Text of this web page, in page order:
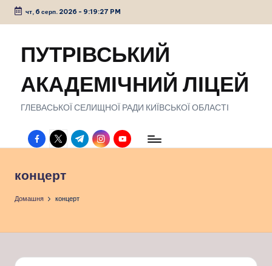
Перейти
чт, 6 серп. 2026 - 9:19:28 PM
ПУТРІВСЬКИЙ
АКАДЕМІЧНИЙ ЛІЦЕЙ
ГЛЕВАСЬКОЇ СЕЛИЩНОЇ РАДИ КИЇВСЬКОЇ ОБЛАСТІ
facebook.com
twitter.com
t.me instagram.com
youtube.com
концерт
Домашня концерт